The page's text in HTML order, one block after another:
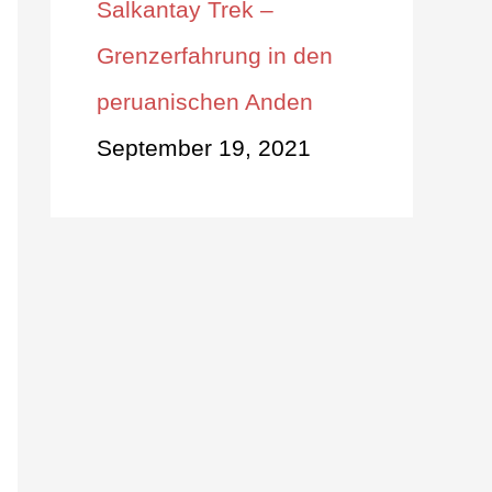
Salkantay Trek –
Grenzerfahrung in den
peruanischen Anden
September 19, 2021